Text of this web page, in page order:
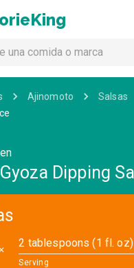
Ajinomoto
Salsas
Dipping
2 tablespoons (1 fl. oz)
Serving